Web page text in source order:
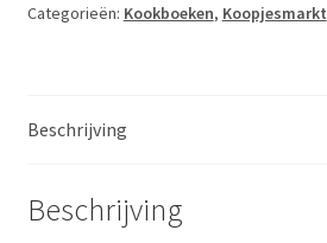
Categorieën: Kookboeken, Koopjesmarkt
Beschrijving
Beschrijving